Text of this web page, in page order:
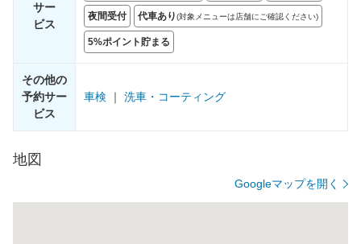
サー
ビス
夜間受付 代車あり(対象メニューは店舗にご確認ください)
5%ポイント貯まる
その他の
予約サー
ビス
車検 ｜ 洗車・コーティング
地図
Googleマップを開く